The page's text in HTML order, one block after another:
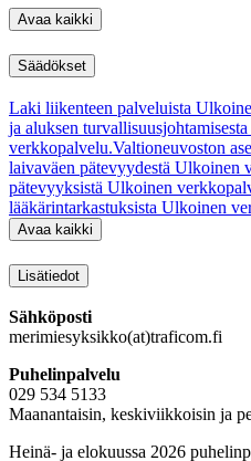
Avaa kaikki
Säädökset
Laki liikenteen palveluista
ja aluksen turvallisuusjohtamisesta
verkkopalvelu.Valtioneuvoston
laivaväen pätevyydestä Ulkoinen
pätevyyksistä Ulkoinen
lääkärintarkastuksista Ulkoinen
Avaa kaikki
Lisätiedot
Sähköposti
merimiesyksikko(at)traficom.fi
Puhelinpalvelu
029 534 5133
Maanantaisin, keskiviikkoisin ja
Heinä- ja elokuussa 2026